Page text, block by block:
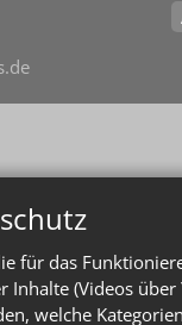
für das
(Videos
welche